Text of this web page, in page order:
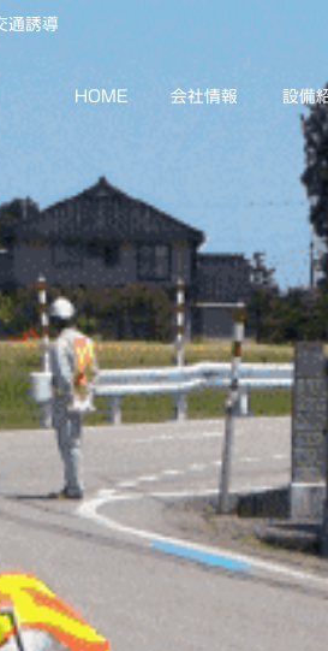
通誘導
HOME 会社情報 設備